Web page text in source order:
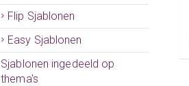
Flip Sjablonen
Easy Sjablonen
Sjablonen ingedeeld op
thema's